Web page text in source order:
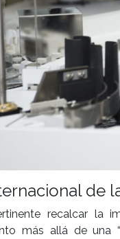
de
recalcar la
más allá de una